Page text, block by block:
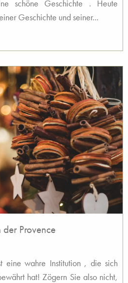
schöne Geschichte . Heute
Geschichte und seiner...
Provence
eine wahre Institution , die sich
hat! Zögern Sie also nicht,